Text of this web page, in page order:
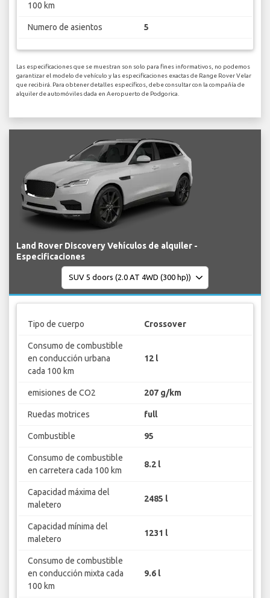
100 km
Numero de asientos 5
Las especificaciones que se muestran son solo para fines informativos, no podemos
garantizar el modelo de vehículo y las especificaciones exactas de Range Rover Velar
que recibirá. Para obtener detalles específicos, debe consultar con la compañía de
alquiler de automóviles dada en Aeropuerto de Podgorica.
Land Rover Discovery Vehículos de alquiler -
Especificaciones
Tipo de cuerpo Crossover
Consumo de combustible
en conducción urbana
cada 100 km
12 l
emisiones de CO2 207 g/km
Ruedas motrices full
Combustible 95
Consumo de combustible
en carretera cada 100 km
8.2 l
Capacidad máxima del
maletero
2485 l
Capacidad mínima del
maletero
1231 l
Consumo de combustible
en conducción mixta cada
100 km
9.6 l